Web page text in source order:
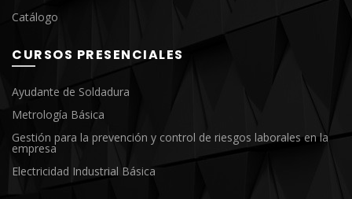
Catálogo
CURSOS PRESENCIALES
Ayudante de Soldadura
Metrología Básica
Gestión para la prevención y control de riesgos laborales en la
empresa
Electricidad Industrial Básica